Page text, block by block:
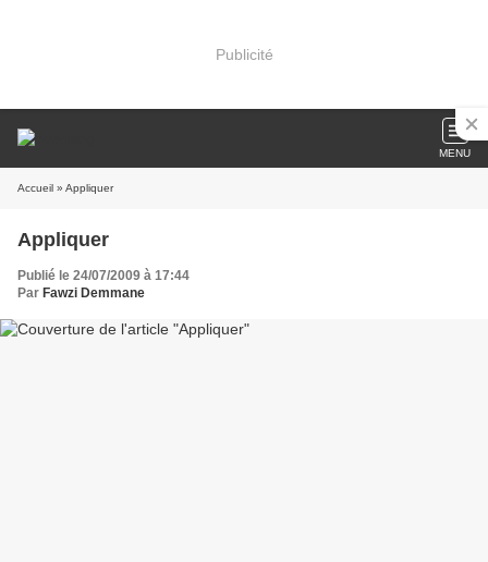
Publicité
MENU
Accueil » Appliquer
Appliquer
Publié le 24/07/2009 à 17:44
Par Fawzi Demmane